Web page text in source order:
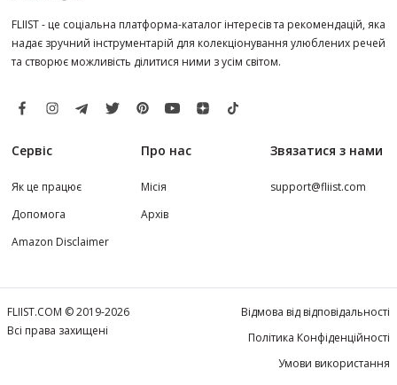
FLIIST - це соціальна платформа-каталог інтересів та рекомендацій, яка
надає зручний інструментарій для колекціонування улюблених речей
та створює можливість ділитися ними з усім світом.
Сервіс
Як це працює
Допомога
Amazon Disclaimer
Про нас
Місія
Архів
Звязатися з нами
support@fliist.com
FLIIST.COM © 2019-2026
Всі права захищені
Відмова від відповідальності
Політика Конфіденційності
Умови використання